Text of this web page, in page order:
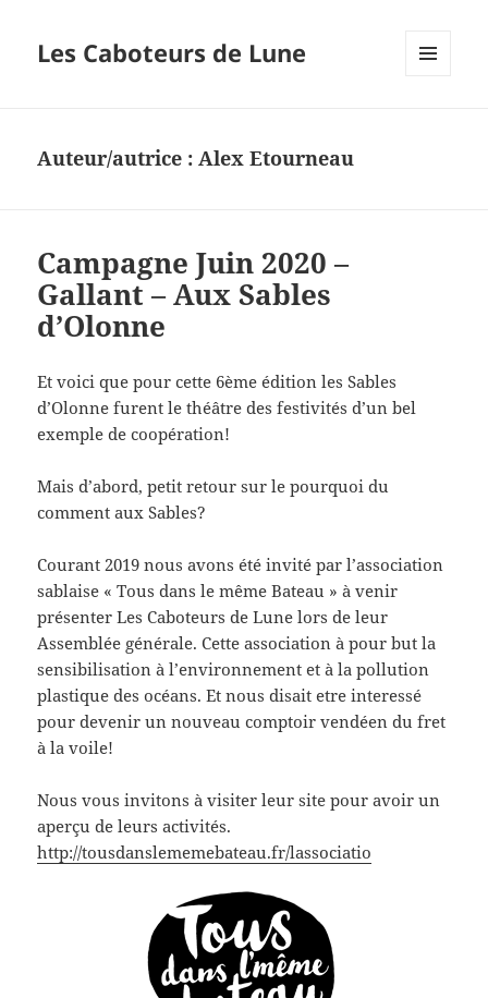
Les Caboteurs de Lune
Auteur/autrice :Alex Etourneau
Campagne Juin 2020 –
Gallant – Aux Sables
d’Olonne
Et voici que pour cette 6ème édition les Sables
d’Olonne furent le théâtre des festivités d’un bel
exemple de coopération!
Mais d’abord, petit retour sur le pourquoi du
comment aux Sables?
Courant 2019 nous avons été invité par l’association
sablaise « Tous dans le même Bateau » à venir
présenter Les Caboteurs de Lune lors de leur
Assemblée générale. Cette association à pour but la
sensibilisation à l’environnement et à la pollution
plastique des océans. Et nous disait etre interessé
pour devenir un nouveau comptoir vendéen du fret
à la voile!
Nous vous invitons à visiter leur site pour avoir un
aperçu de leurs activités.
http://tousdanslememebateau.fr/lassociatio